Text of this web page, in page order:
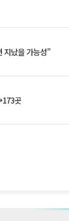
지났을 가능성”
곳